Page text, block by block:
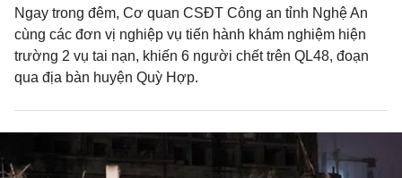
Ngay trong đêm, Cơ quan CSĐT Công an tỉnh Nghệ An
cùng các đơn vị nghiệp vụ tiến hành khám nghiệm hiện
trường 2 vụ tai nạn, khiến 6 người chết trên QL48, đoạn
qua địa bàn huyện Quỳ Hợp.